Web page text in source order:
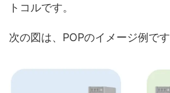
トコルです。
次の図は、POPのイメージ例です